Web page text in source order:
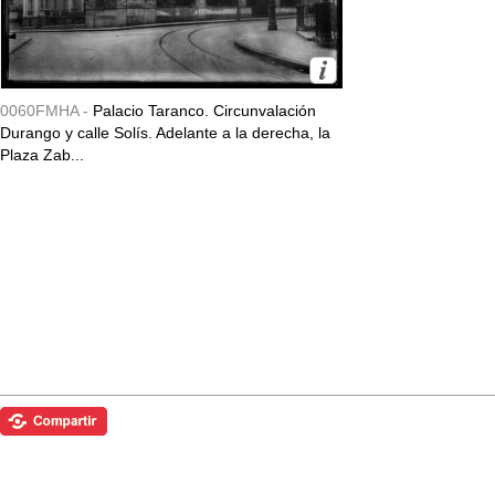
0060FMHA - Palacio Taranco. Circunvalación
Durango y calle Solís. Adelante a la derecha, la
Plaza Zab...